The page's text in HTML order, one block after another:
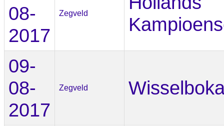
08-
2017
Zegveld
09-
08-
2017
Zegveld